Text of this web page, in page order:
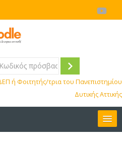
Σύνδεση
ή Φοιτητής/τρια του Πανεπιστημίου
Δυτικής Αττικής